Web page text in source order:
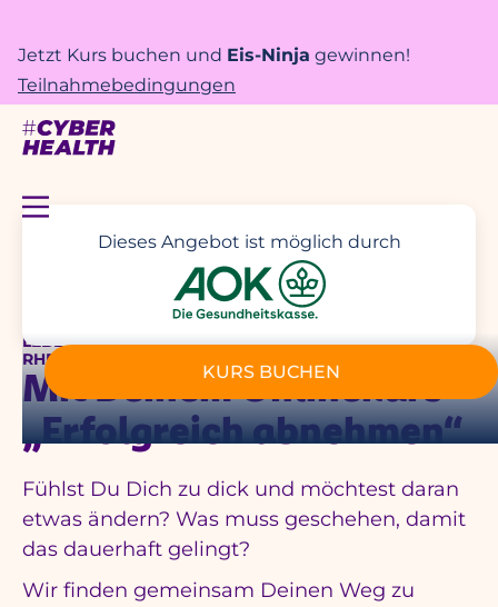
Jetzt Kurs buchen und Eis-Ninja gewinnen!
Teilnahmebedingungen
Dieses Angebot ist möglich durch
LEBE LEICHTER! – UNTERSTÜTZT DURCH DEINE AOK
RHEINLAND-HAMBURG
Mit Deinem Onlinekurs
„Erfolgreich abnehmen“
Fühlst Du Dich zu dick und möchtest daran
etwas ändern? Was muss geschehen, damit
das dauerhaft gelingt?
Wir finden gemeinsam Deinen Weg zu
KURS BUCHEN